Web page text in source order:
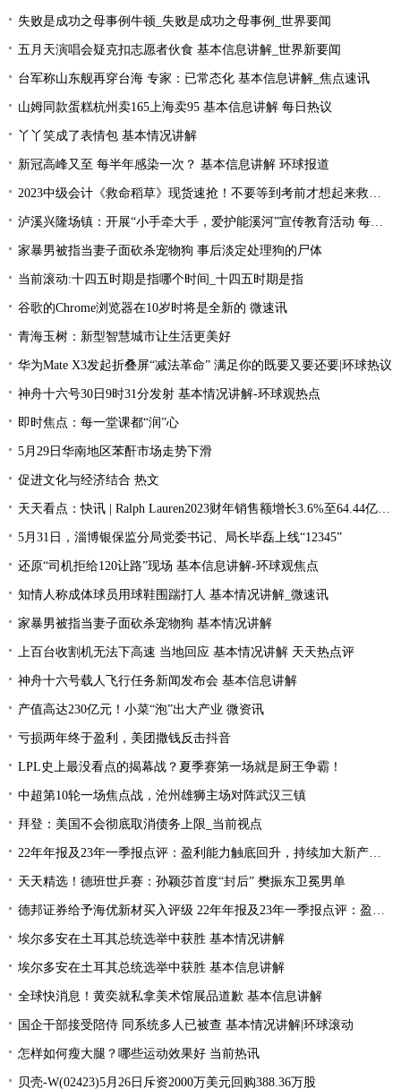
失败是成功之母事例牛顿_失败是成功之母事例_世界要闻
五月天演唱会疑克扣志愿者伙食 基本信息讲解_世界新要闻
台军称山东舰再穿台海 专家：已常态化 基本信息讲解_焦点速讯
山姆同款蛋糕杭州卖165上海卖95 基本信息讲解 每日热议
丫丫笑成了表情包 基本情况讲解
新冠高峰又至 每半年感染一次？ 基本信息讲解 环球报道
2023中级会计《救命稻草》现货速抢！不要等到考前才想起来救命稻草！
泸溪兴隆场镇：开展“小手牵大手，爱护能溪河”宣传教育活动 每日速读
家暴男被指当妻子面砍杀宠物狗 事后淡定处理狗的尸体
当前滚动:十四五时期是指哪个时间_十四五时期是指
谷歌的Chrome浏览器在10岁时将是全新的 微速讯
青海玉树：新型智慧城市让生活更美好
华为Mate X3发起折叠屏“减法革命” 满足你的既要又要还要|环球热议
神舟十六号30日9时31分发射 基本情况讲解-环球观热点
即时焦点：每一堂课都“润”心
5月29日华南地区苯酐市场走势下滑
促进文化与经济结合 热文
天天看点：快讯 | Ralph Lauren2023财年销售额增长3.6%至64.44亿美元
5月31日，淄博银保监分局党委书记、局长毕磊上线“12345”
还原“司机拒给120让路”现场 基本信息讲解-环球观焦点
知情人称成体球员用球鞋围踹打人 基本情况讲解_微速讯
家暴男被指当妻子面砍杀宠物狗 基本情况讲解
上百台收割机无法下高速 当地回应 基本情况讲解 天天热点评
神舟十六号载人飞行任务新闻发布会 基本信息讲解
产值高达230亿元！小菜“泡”出大产业 微资讯
亏损两年终于盈利，美团撒钱反击抖音
LPL史上最没看点的揭幕战？夏季赛第一场就是厨王争霸！
中超第10轮一场焦点战，沧州雄狮主场对阵武汉三镇
拜登：美国不会彻底取消债务上限_当前视点
22年年报及23年一季报点评：盈利能力触底回升，持续加大新产品研发
天天精选！德班世乒赛：孙颖莎首度“封后” 樊振东卫冕男单
德邦证券给予海优新材买入评级 22年年报及23年一季报点评：盈利能力触底回升 持续加大新产品研发
埃尔多安在土耳其总统选举中获胜 基本情况讲解
埃尔多安在土耳其总统选举中获胜 基本信息讲解
全球快消息！黄奕就私拿美术馆展品道歉 基本信息讲解
国企干部接受陪侍 同系统多人已被查 基本情况讲解|环球滚动
怎样如何瘦大腿？哪些运动效果好 当前热讯
贝壳-W(02423)5月26日斥资2000万美元回购388.36万股